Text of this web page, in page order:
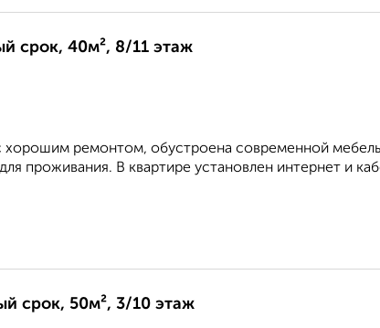
срок, 40м², 8/11 этаж
хорошим ремонтом, обустроена современной
проживания. В квартире установлен интернет и
срок, 50м², 3/10 этаж